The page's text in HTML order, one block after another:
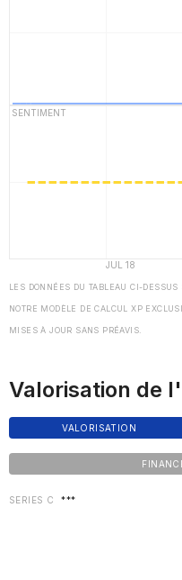
LES DONNÉES DU TABLEAU CI-
NOTRE MODÈLE DE CALCUL XP
MISES À JOUR SANS PRÉAVIS.
Valorisation de
VALORISATION
SERIES C ***